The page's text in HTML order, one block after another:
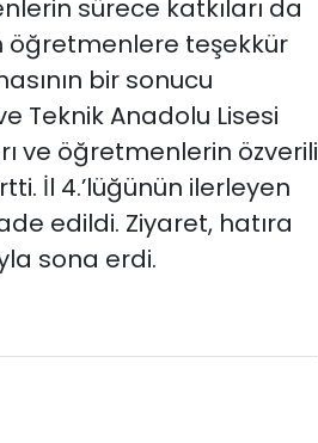
sürece katkıları da
öğretmenlere teşekkür
bir sonucu
Teknik Anadolu Lisesi
ve öğretmenlerin özverili
İl 4.’lüğünün ilerleyen
edildi. Ziyaret, hatıra
sona erdi.